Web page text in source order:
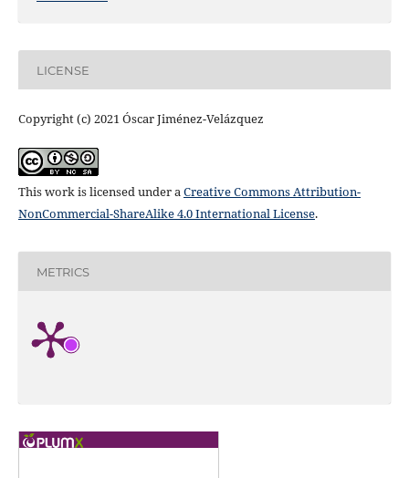
LICENSE
Copyright (c) 2021 Óscar Jiménez-Velázquez
This work is licensed under aCreative Commons Attribution-
NonCommercial-ShareAlike 4.0 International License.
METRICS